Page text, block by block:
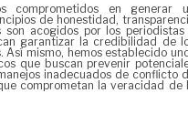
comprometidos en generar
de honestidad,
son acogidos por los periodistas
garantizar la credibilidad de
mismo, hemos establecido
que buscan prevenir
inadecuados de conflicto
comprometan la veracidad de